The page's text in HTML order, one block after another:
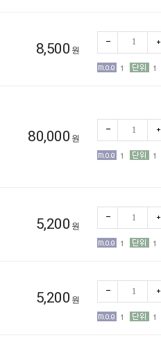
빼기 더
빼기 더
빼기 더
8,500 원
1 1
80,000 원
1 1
5,200 원
1 1
5,200 원
1 1